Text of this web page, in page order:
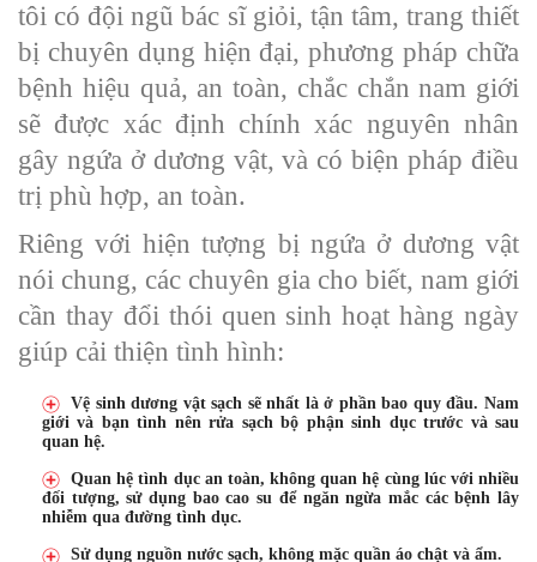
tôi có đội ngũ bác sĩ giỏi, tận tâm, trang thiết
bị chuyên dụng hiện đại, phương pháp chữa
bệnh hiệu quả, an toàn, chắc chắn nam giới
sẽ được xác định chính xác nguyên nhân
gây ngứa ở dương vật, và có biện pháp điều
trị phù hợp, an toàn.
Riêng với hiện tượng bị ngứa ở dương vật
nói chung, các chuyên gia cho biết, nam giới
cần thay đổi thói quen sinh hoạt hàng ngày
giúp cải thiện tình hình:
Vệ sinh dương vật sạch sẽ nhất là ở phần bao quy đầu. Nam
giới và bạn tình nên rửa sạch bộ phận sinh dục trước và sau
quan hệ.
Quan hệ tình dục an toàn, không quan hệ cùng lúc với nhiều
đối tượng, sử dụng bao cao su để ngăn ngừa mắc các bệnh lây
nhiễm qua đường tình dục.
Sử dụng nguồn nước sạch, không mặc quần áo chật và ẩm.